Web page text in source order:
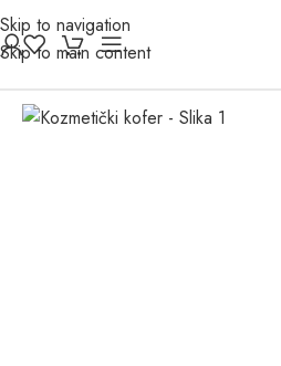
Skip to navigation
Skip to main content